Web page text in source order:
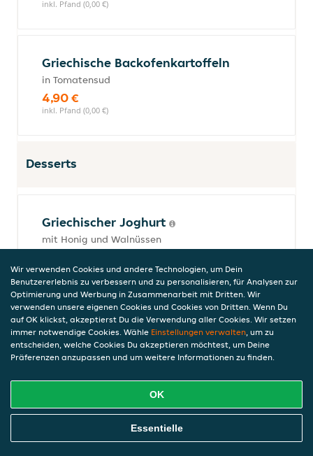
inkl. Pfand (0,00 €)
Griechische Backofenkartoffeln
in Tomatensud
4,90 €
inkl. Pfand (0,00 €)
Desserts
Griechischer Joghurt
mit Honig und Walnüssen
inkl. Pfand (0,00 €)
Sika
junge Feigen in Vanillesauce und Zimt
7,50 €
Schokoladensouffle
Online Essen Bestellen
Wir verwenden Cookies und andere Technologien, um Dein
Benutzererlebnis zu verbessern und zu personalisieren, für Analysen zur
Optimierung und Werbung in Zusammenarbeit mit Dritten. Wir
verwenden unsere eigenen Cookies und Cookies von Dritten. Wenn Du
auf OK klickst, akzeptierst Du die Verwendung aller Cookies. Wir setzen
immer notwendige Cookies. Wähle Einstellungen verwalten, um zu
entscheiden, welche Cookies Du akzeptieren möchtest, um Deine
Präferenzen anzupassen und um weitere Informationen zu finden.
OK
Essentielle